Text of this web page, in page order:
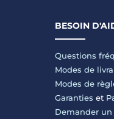
BESOIN
Questions
Modes de
Modes de
Garanties et
Demander